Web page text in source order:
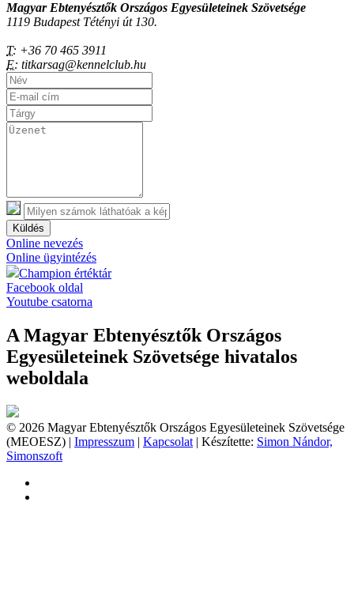
Magyar Ebtenyésztők Országos Egyesületeinek Szövetsége
1119 Budapest Tétényi út 130.
T: +36 70 465 3911
E: titkarsag@kennelclub.hu
Küldés
Online nevezés
Online ügyintézés
Champion értéktár
Facebook oldal
Youtube csatorna
A Magyar Ebtenyésztők Országos
Egyesületeinek Szövetsége hivatalos
weboldala
© 2026 Magyar Ebtenyésztők Országos Egyesületeinek Szövetsége
(MEOESZ) | Impresszum | Kapcsolat | Készítette: Simon Nándor,
Simonszoft